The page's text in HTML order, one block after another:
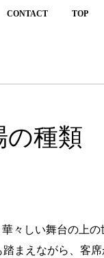
CONTACT TOP
種類
々しい舞台の上
まえながら、客